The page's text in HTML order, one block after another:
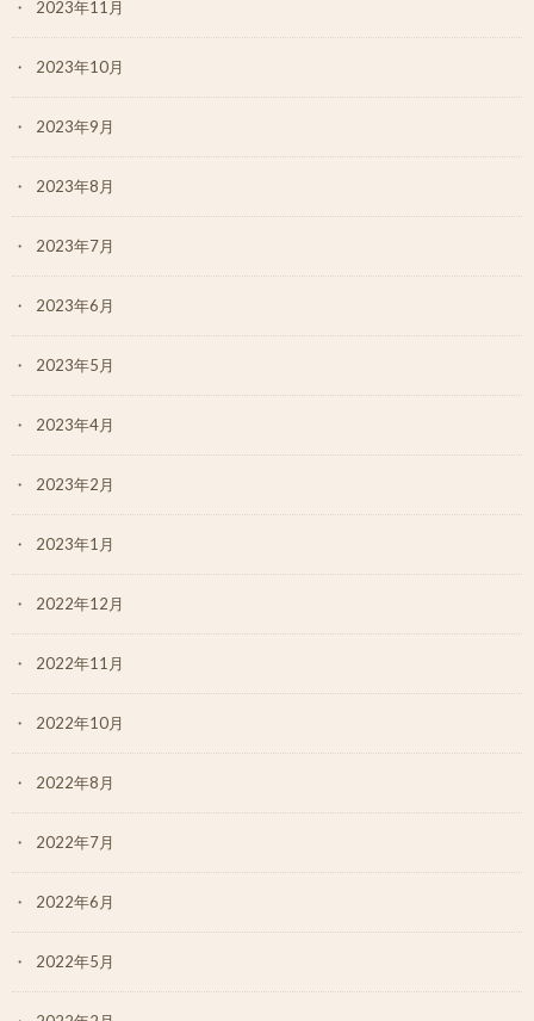
2023年11月
2023年10月
2023年9月
2023年8月
2023年7月
2023年6月
2023年5月
2023年4月
2023年2月
2023年1月
2022年12月
2022年11月
2022年10月
2022年8月
2022年7月
2022年6月
2022年5月